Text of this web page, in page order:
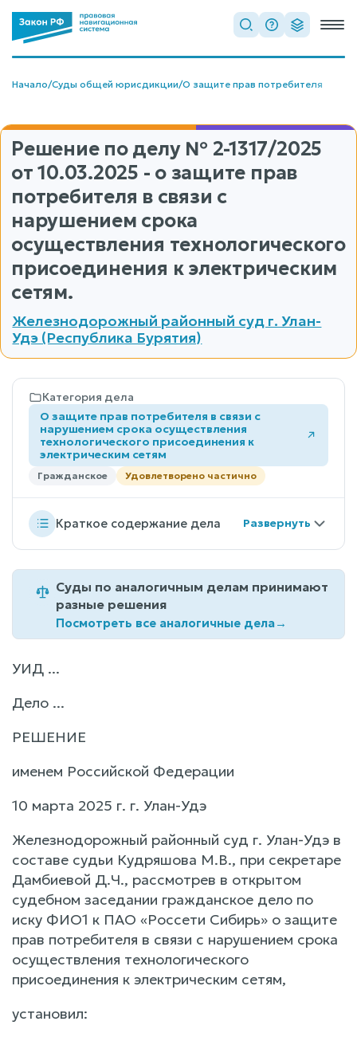
Начало/Суды общей юрисдикции/О защите прав потребителя
Решение по делу № 2-1317/2025
от 10.03.2025 - о защите прав
потребителя в связи с
нарушением срока
осуществления технологического
присоединения к электрическим
сетям.
Железнодорожный районный суд г. Улан-
Удэ (Республика Бурятия)
Категория дела
О защите прав потребителя в связи с
нарушением срока осуществления
технологического присоединения к
электрическим сетям
Гражданское Удовлетворено частично
Краткое содержание дела
Суды по аналогичным делам принимают
разные решения
Посмотреть все аналогичные дела→
УИД ...
Дело ...
РЕШЕНИЕ
именем Российской Федерации
10 марта 2025 г. г. Улан-Удэ
Железнодорожный районный суд г. Улан-Удэ в
составе судьи Кудряшова М.В., при секретаре
Дамбиевой Д.Ч., рассмотрев в открытом
судебном заседании гражданское дело по
иску ФИО1 к ПАО «Россети Сибирь» о защите
прав потребителя в связи с нарушением срока
осуществления технологического
присоединения к электрическим сетям,
установил: